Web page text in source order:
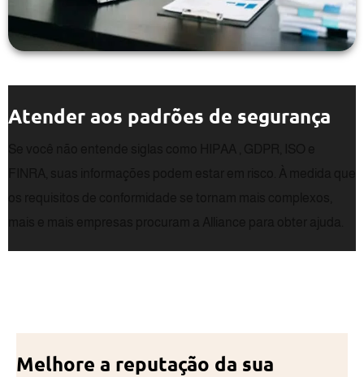
Atender aos padrões de segurança
Melhore a reputação da sua